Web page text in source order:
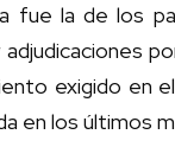
fue la de los
exigido en
en los últimos